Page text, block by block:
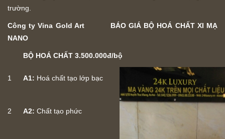
trường.
Công ty Vina Gold Art BÁO GIÁ BỘ HOÁ CHẤT XI MẠ
NANO
BỘ HOÁ CHẤT 3.500.000đ/bộ
1 A1: Hoá chất tạo lớp bạc
2 A2: Chất tạo phức